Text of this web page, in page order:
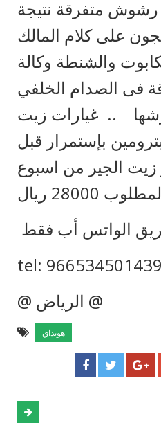
رشوش متفرقة نتيجة
على كلام المالك
والشنطة وكالة
فى الصدام الخلفي
.. غيارات زيت
بإستمرار قبل
زيت الجير من اسبوع
الواتس أب فقط
tel: 966534501439
@ الرياض @
هونداي